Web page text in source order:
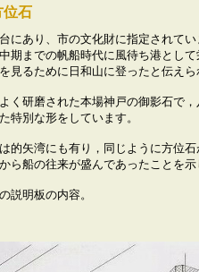
位石
あり、市の文化財に指定されてい
までの帆船時代に風待ち港として
見るために日和山に登ったと伝え
研磨された本場神戸の御影石で，
特別な形をしています。
矢湾にも有り，同じように方位石
ら船の往来が盛んであったことを
明板の内容。